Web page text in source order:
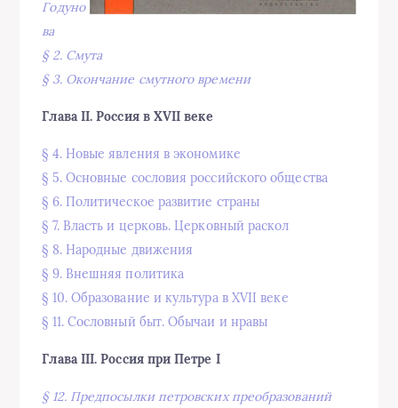
Годуно
ва
§ 2. Смута
§ 3. Окончание смутного времени
Глава II. Россия в XVII веке
§ 4. Новые явления в экономике
§ 5. Основные сословия российского общества
§ 6. Политическое развитие страны
§ 7. Власть и церковь. Церковный раскол
§ 8. Народные движения
§ 9. Внешняя политика
§ 10. Образование и культура в XVII веке
§ 11. Сословный быт. Обычаи и нравы
Глава III. Россия при Петре I
§ 12. Предпосылки петровских преобразований